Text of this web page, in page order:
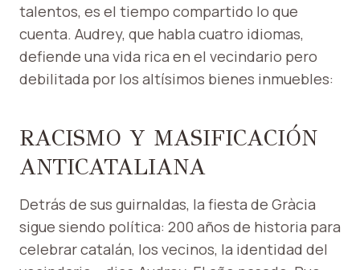
talentos, es el tiempo compartido lo que
cuenta. Audrey, que habla cuatro idiomas,
defiende una vida rica en el vecindario pero
debilitada por los altísimos bienes inmuebles:
RACISMO Y MASIFICACIÓN
ANTICATALIANA
Detrás de sus guirnaldas, la fiesta de Gràcia
sigue siendo política: 200 años de historia para
celebrar catalán, los vecinos, la identidad del